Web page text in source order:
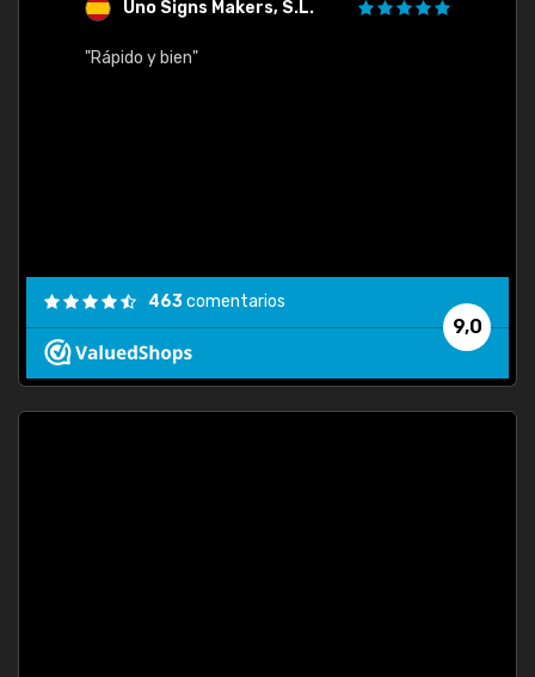
Uno Signs Makers, S.L.
"Rápido y bien"
9,0
463comentarios